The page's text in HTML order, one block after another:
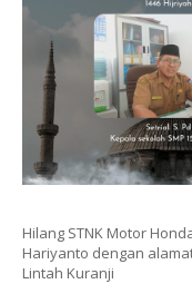
Hilang STNK Motor
Hariyanto dengan
Lintah Kuranji